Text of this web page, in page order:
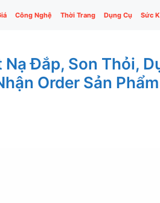
Công Nghệ Thời Trang Dụng Cụ Sức
Đắp, Son Thỏi,
Order Sản